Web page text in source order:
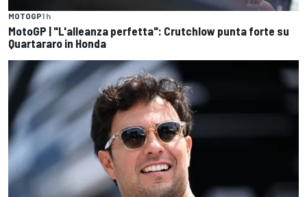
MOTOGP1 h
MotoGP | "L'alleanza perfetta": Crutchlow punta forte su
Quartararo in Honda